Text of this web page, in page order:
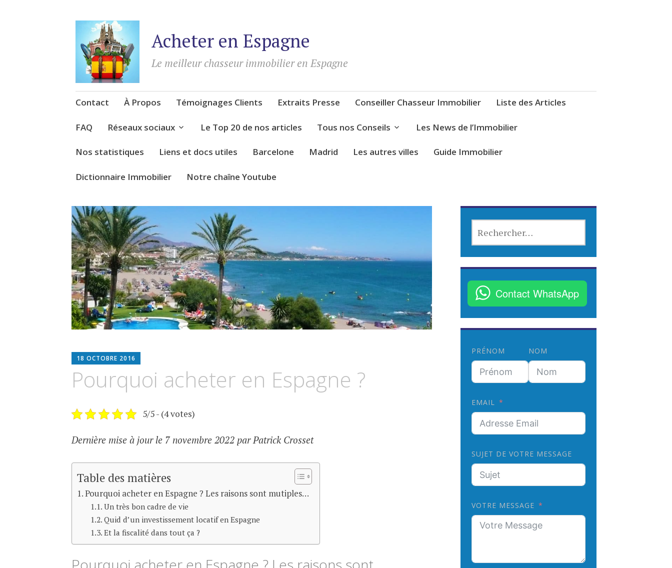
Acheter en Espagne
Le meilleur chasseur immobilier en Espagne
Accéder
contenu
Contact À Propos Témoignages Clients Extraits Presse Conseiller Chasseur Immobilier Liste des Articles
FAQ Réseaux sociaux Le Top 20 de nos articles Tous nos Conseils Les News de l’Immobilier
Nos statistiques Liens et docs utiles Barcelone Madrid Les autres villes Guide Immobilier
Dictionnaire Immobilier Notre chaîne Youtube
18 OCTOBRE 2016
Pourquoi acheter en Espagne ?
5/5 - (4 votes)
Dernière mise à jour le 7 novembre 2022 par Patrick Crosset
Table des matières
Pourquoi acheter en Espagne ? Les raisons sont mutiples…
Un très bon cadre de vie
Quid d’un investissement locatif en Espagne
Et la fiscalité dans tout ça ?
C
H
E
R
Contact WhatsApp
PRÉNOM NOM
EMAIL
SUJET DE VOTRE MESSAGE
VOTRE MESSAGE